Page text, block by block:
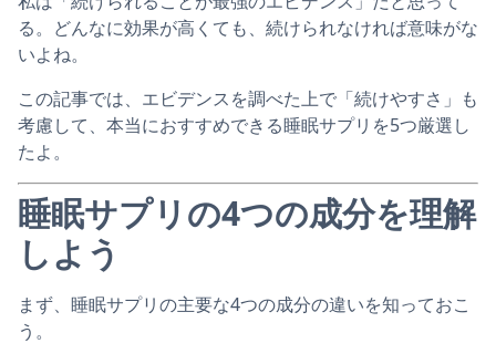
る。どんなに効果が高くても、続けられなければ意味がな
いよね。
この記事では、エビデンスを調べた上で「続けやすさ」も
考慮して、本当におすすめできる睡眠サプリを5つ厳選し
たよ。
睡眠サプリの4つの成分を理解
しよう
まず、睡眠サプリの主要な4つの成分の違いを知っておこ
う。